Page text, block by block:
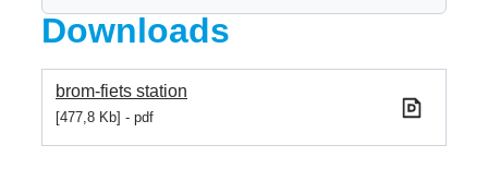
Downloads
brom-fiets station
477,8 Kb pdf